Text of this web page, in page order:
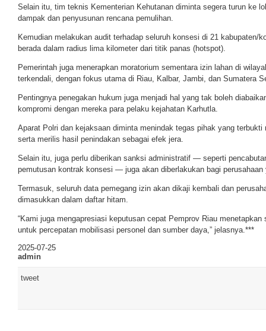
Selain itu, tim teknis Kementerian Kehutanan diminta segera turun ke
dampak dan penyusunan rencana pemulihan.
Kemudian melakukan audit terhadap seluruh konsesi di 21 kabupaten/
berada dalam radius lima kilometer dari titik panas (hotspot).
Pemerintah juga menerapkan moratorium sementara izin lahan di
terkendali, dengan fokus utama di Riau, Kalbar, Jambi, dan Sumatera
Pentingnya penegakan hukum juga menjadi hal yang tak boleh
kompromi dengan mereka para pelaku kejahatan Karhutla.
Aparat Polri dan kejaksaan diminta menindak tegas pihak yang terbukti
serta merilis hasil penindakan sebagai efek jera.
Selain itu, juga perlu diberikan sanksi administratif — seperti
pemutusan kontrak konsesi — juga akan diberlakukan bagi perusahaan
Termasuk, seluruh data pemegang izin akan dikaji kembali dan
dimasukkan dalam daftar hitam.
“Kami juga mengapresiasi keputusan cepat Pemprov Riau
untuk percepatan mobilisasi personel dan sumber daya,” jelasnya.***
2025-07-25
admin
tweet